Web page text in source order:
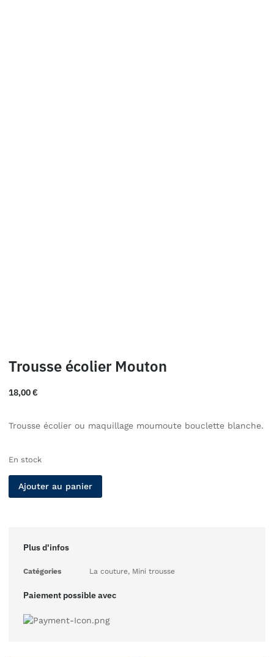
Trousse écolier Mouton
18,00€
Trousse écolier ou maquillage moumoute bouclette blanche.
En stock
Ajouter au panier
Plus d'infos
Catégories La couture, Mini trousse
Paiement possible avec